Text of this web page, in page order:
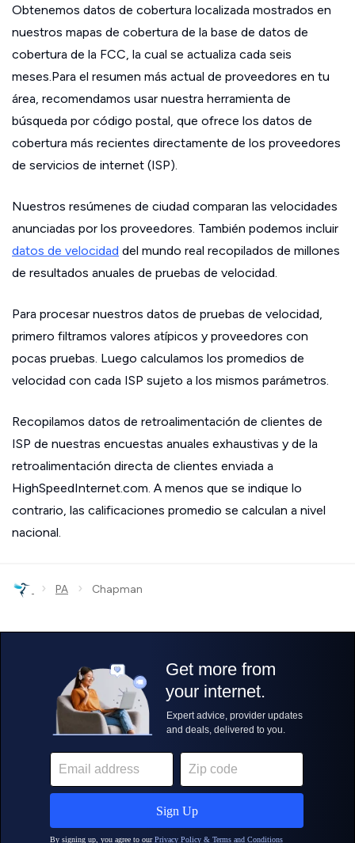
Obtenemos datos de cobertura localizada mostrados en
nuestros mapas de cobertura de la base de datos de
cobertura de la FCC, la cual se actualiza cada seis
meses.Para el resumen más actual de proveedores en tu
área, recomendamos usar nuestra herramienta de
búsqueda por código postal, que ofrece los datos de
cobertura más recientes directamente de los proveedores
de servicios de internet (ISP).
Nuestros resúmenes de ciudad comparan las velocidades
anunciadas por los proveedores. También podemos incluir
datos de velocidad del mundo real recopilados de millones
de resultados anuales de pruebas de velocidad.
Para procesar nuestros datos de pruebas de velocidad,
primero filtramos valores atípicos y proveedores con
pocas pruebas. Luego calculamos los promedios de
velocidad con cada ISP sujeto a los mismos parámetros.
Recopilamos datos de retroalimentación de clientes de
ISP de nuestras encuestas anuales exhaustivas y de la
retroalimentación directa de clientes enviada a
HighSpeedInternet.com. A menos que se indique lo
contrario, las calificaciones promedio se calculan a nivel
nacional.
› PA › Chapman